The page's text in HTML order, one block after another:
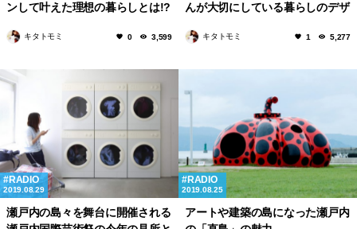
ンして叶えた理想の暮らしとは!?
キタトモミ 0 3,599
んが大切にしている暮らしのデザ
キタトモミ 1 5,277
RADIO
2019.08.29
瀬戸内の島々を舞台に開催される
RADIO
2019.08.25
アートや建築の島になった瀬戸内